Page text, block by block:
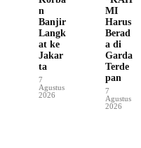
n
Banjir
Langk
at ke
Jakar
ta
7
Agustus
2026
MI
Harus
Berad
a di
Garda
Terde
pan
7
Agustus
2026